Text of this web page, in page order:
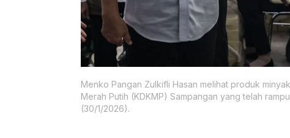
Menko Pangan Zulkifli Hasan melihat produk
Merah Putih (KDKMP) Sampangan yang telah
(30/1/2026).